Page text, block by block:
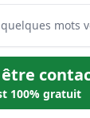
100% gratuit